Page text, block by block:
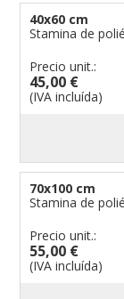
40x60 cm
Stamina de
Precio unit.:
45,00 €
(IVA incluída)
70x100 cm
Stamina de
Precio unit.:
55,00 €
(IVA incluída)